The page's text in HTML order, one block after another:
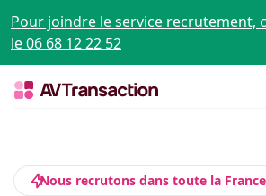
Pour joindre le service recrutement,
le 06 68 12 22 52
Nous recrutons dans toute la